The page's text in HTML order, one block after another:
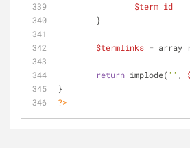
$term_id
	}
$termlinks =
return implode( '' ,
}
?>